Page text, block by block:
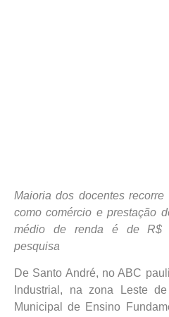
Maioria dos docentes
como comércio e prestação
médio de renda é de R$
pesquisa
De Santo André, no ABC
Industrial, na zona Leste
Municipal de Ensino